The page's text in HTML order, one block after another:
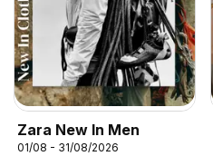
Zara New In Men
01/08 - 31/08/2026